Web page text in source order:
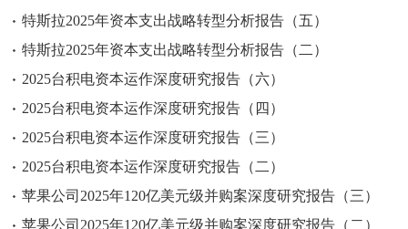
特斯拉2025年资本支出战略转型分析报告（五）
特斯拉2025年资本支出战略转型分析报告（二）
2025台积电资本运作深度研究报告（六）
2025台积电资本运作深度研究报告（四）
2025台积电资本运作深度研究报告（三）
2025台积电资本运作深度研究报告（二）
苹果公司2025年120亿美元级并购案深度研究报告（三）
苹果公司2025年120亿美元级并购案深度研究报告（二）